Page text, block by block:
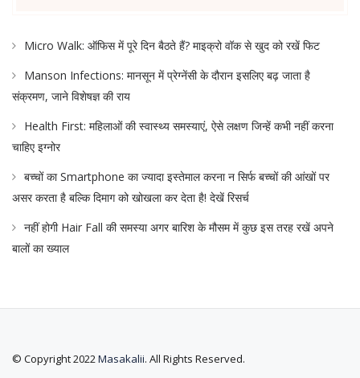
Micro Walk: ऑफिस में पूरे दिन बैठते हैं? माइक्रो वॉक से खुद को रखें फिट
Manson Infections: मानसून में प्रेग्नेंसी के दौरान इसलिए बढ़ जाता है
संक्रमण, जाने विशेषज्ञ की राय
Health First: महिलाओं की स्वास्थ्य समस्याएं, ऐसे लक्षण जिन्हें कभी नहीं करना
चाहिए इग्नोर
बच्चों का Smartphone का ज्यादा इस्तेमाल करना न सिर्फ बच्चों की आंखों पर
असर करता है बल्कि दिमाग को खोखला कर देता है! देखें रिसर्च
नहीं होगी Hair Fall की समस्या अगर बारिश के मौसम में कुछ इस तरह रखें अपने
बालों का ख्याल
© Copyright 2022Masakalii. All Rights Reserved.